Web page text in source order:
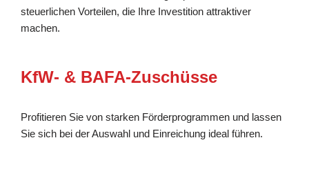
steuerlichen Vorteilen, die Ihre Investition attraktiver
machen.
KfW- & BAFA-Zuschüsse
Profitieren Sie von starken Förderprogrammen und lassen
Sie sich bei der Auswahl und Einreichung ideal führen.